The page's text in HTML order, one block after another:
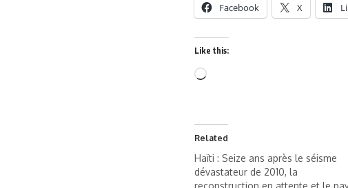
Facebook X
Like this:
Related
Haïti : Seize ans après le séisme
dévastateur de 2010, la
reconstruction en attente et le